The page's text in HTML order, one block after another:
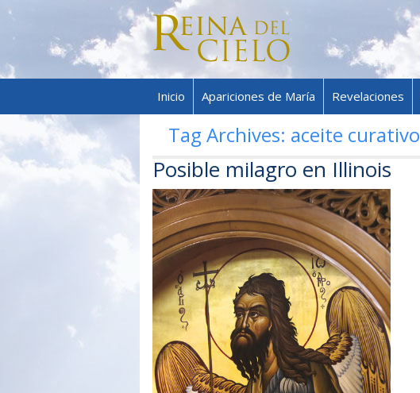
Inicio Apariciones de María Revelaciones
Tag Archives: aceite curativo
Posible milagro en Illinois